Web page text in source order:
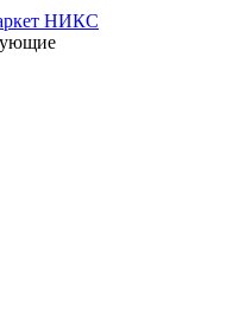
НИКС